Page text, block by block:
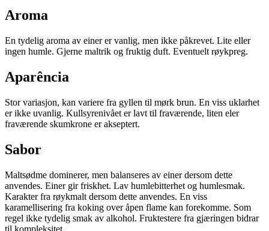
Aroma
En tydelig aroma av einer er vanlig, men ikke påkrevet. Lite eller
ingen humle. Gjerne maltrik og fruktig duft. Eventuelt røykpreg.
Aparência
Stor variasjon, kan variere fra gyllen til mørk brun. En viss uklarhet
er ikke uvanlig. Kullsyrenivået er lavt til fraværende, liten eler
fraværende skumkrone er akseptert.
Sabor
Maltsødme dominerer, men balanseres av einer dersom dette
anvendes. Einer gir friskhet. Lav humlebitterhet og humlesmak.
Karakter fra røykmalt dersom dette anvendes. En viss
karamellisering fra koking over åpen flame kan forekomme. Som
regel ikke tydelig smak av alkohol. Fruktestere fra gjæringen bidrar
til kompleksitet.